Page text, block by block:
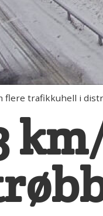
flere trafikkuhell i